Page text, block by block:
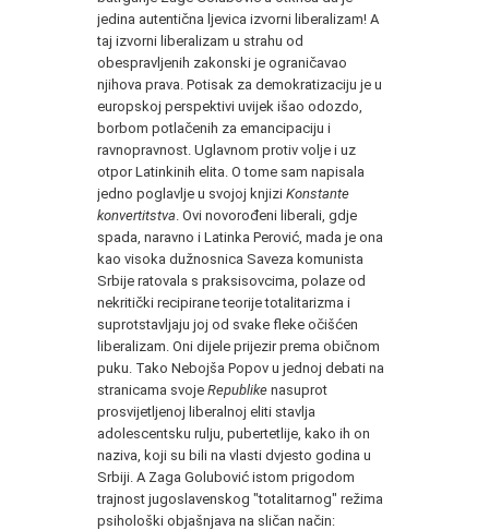
jedina autentična ljevica izvorni liberalizam! A
taj izvorni liberalizam u strahu od
obespravljenih zakonski je ograničavao
njihova prava. Potisak za demokratizaciju je u
europskoj perspektivi uvijek išao odozdo,
borbom potlačenih za emancipaciju i
ravnopravnost. Uglavnom protiv volje i uz
otpor Latinkinih elita. O tome sam napisala
jedno poglavlje u svojoj knjizi Konstante
konvertitstva . Ovi novorođeni liberali, gdje
spada, naravno i Latinka Perović, mada je ona
kao visoka dužnosnica Saveza komunista
Srbije ratovala s praksisovcima, polaze od
nekritički recipirane teorije totalitarizma i
suprotstavljaju joj od svake fleke očišćen
liberalizam. Oni dijele prijezir prema običnom
puku. Tako Nebojša Popov u jednoj debati na
stranicama svoje Republike nasuprot
prosvijetljenoj liberalnoj eliti stavlja
adolescentsku rulju, pubertetlije, kako ih on
naziva, koji su bili na vlasti dvjesto godina u
Srbiji. A Zaga Golubović istom prigodom
trajnost jugoslavenskog "totalitarnog" režima
psihološki objašnjava na sličan način: